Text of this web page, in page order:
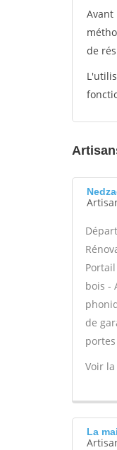
Avant
de
bois -
de
Voir
La